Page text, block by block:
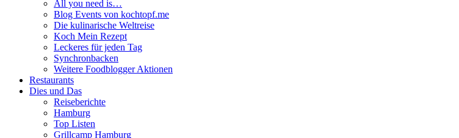
All you need is…
Blog Events von kochtopf.me
Die kulinarische Weltreise
Koch Mein Rezept
Leckeres für jeden Tag
Synchronbacken
Weitere Foodblogger Aktionen
Restaurants
Dies und Das
Reiseberichte
Hamburg
Top Listen
Grillcamp Hamburg